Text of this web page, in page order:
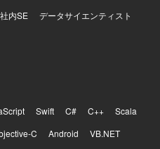
社内SE
データサイエンティスト
Swift C# C++
Scala
C Android
VB.NET